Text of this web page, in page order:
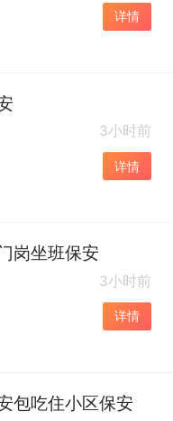
详情
3小时前
详情
岗坐班保安
3小时前
详情
包吃住小区保安